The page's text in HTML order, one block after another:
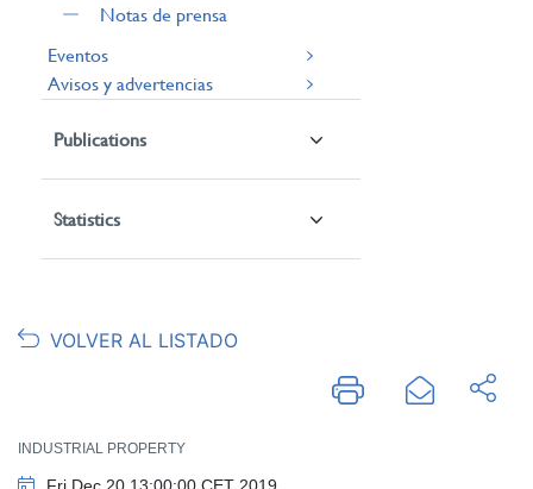
Notas de prensa
Eventos
Avisos y advertencias
Publications
Statistics
VOLVER AL LISTADO
INDUSTRIAL PROPERTY
Fri Dec 20 13:00:00 CET 2019